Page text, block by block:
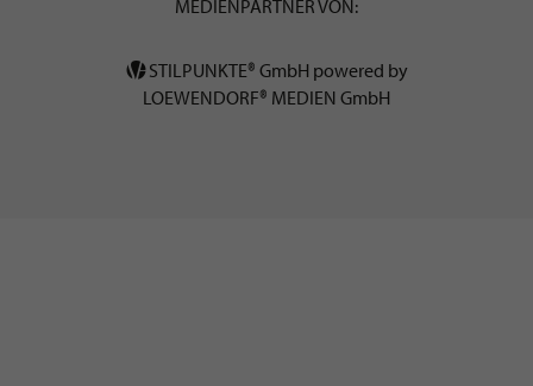
MEDIENPARTNER VON:
STILPUNKTE® GmbH powered by
LOEWENDORF® MEDIEN GmbH